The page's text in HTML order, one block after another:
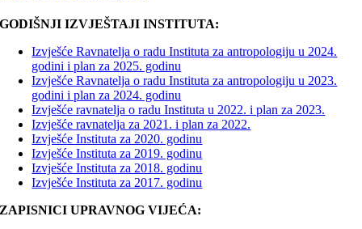
GODIŠNJI IZVJEŠTAJI INSTITUTA:
Izvješće Ravnatelja o radu Instituta za antropologiju u 2024.
godini i plan za 2025. godinu
Izvješće Ravnatelja o radu Instituta za antropologiju u 2023.
godini i plan za 2024. godinu
Izvješće ravnatelja o radu Instituta u 2022. i plan za 2023.
Izvješće ravnatelja za 2021. i plan za 2022.
Izvješće Instituta za 2020. godinu
Izvješće Instituta za 2019. godinu
Izvješće Instituta za 2018. godinu
Izvješće Instituta za 2017. godinu
ZAPISNICI UPRAVNOG VIJEĆA: